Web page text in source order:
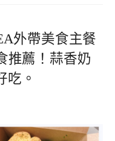
外帶美食主餐
推薦！蒜香奶
吃。